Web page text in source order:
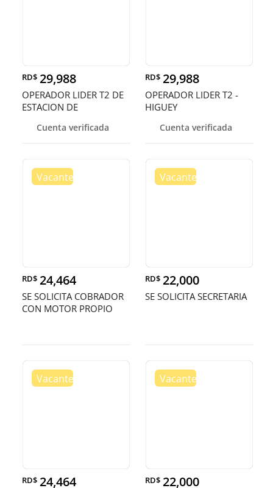
RD$ 29,988
OPERADOR LIDER T2 DE
ESTACION DE
Cuenta verificada
RD$ 29,988
OPERADOR LIDER T2 -
HIGUEY
Cuenta verificada
RD$ 24,464
SE SOLICITA COBRADOR
CON MOTOR PROPIO
RD$ 22,000
SE SOLICITA SECRETARIA
RD$ 24,464 RD$ 22,000